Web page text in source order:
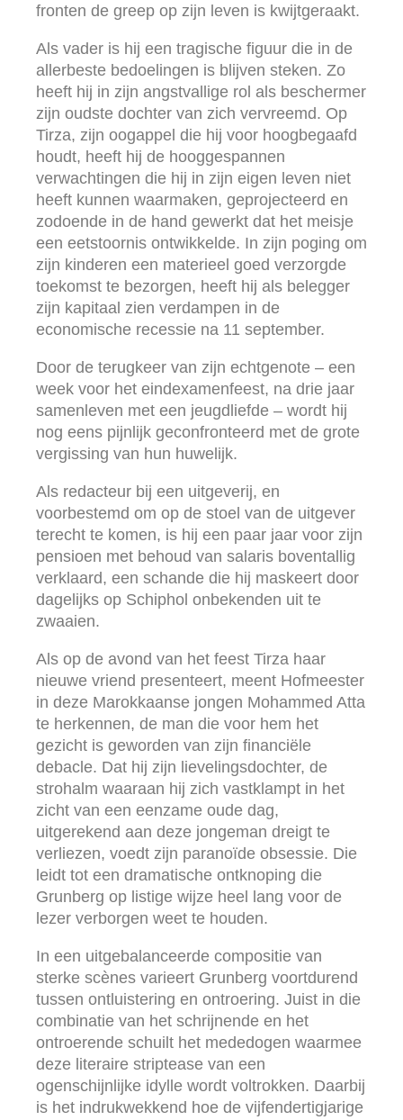
fronten de greep op zijn leven is kwijtgeraakt.
Als vader is hij een tragische figuur die in de
allerbeste bedoelingen is blijven steken. Zo
heeft hij in zijn angstvallige rol als beschermer
zijn oudste dochter van zich vervreemd. Op
Tirza, zijn oogappel die hij voor hoogbegaafd
houdt, heeft hij de hooggespannen
verwachtingen die hij in zijn eigen leven niet
heeft kunnen waarmaken, geprojecteerd en
zodoende in de hand gewerkt dat het meisje
een eetstoornis ontwikkelde. In zijn poging om
zijn kinderen een materieel goed verzorgde
toekomst te bezorgen, heeft hij als belegger
zijn kapitaal zien verdampen in de
economische recessie na 11 september.
Door de terugkeer van zijn echtgenote – een
week voor het eindexamenfeest, na drie jaar
samenleven met een jeugdliefde – wordt hij
nog eens pijnlijk geconfronteerd met de grote
vergissing van hun huwelijk.
Als redacteur bij een uitgeverij, en
voorbestemd om op de stoel van de uitgever
terecht te komen, is hij een paar jaar voor zijn
pensioen met behoud van salaris boventallig
verklaard, een schande die hij maskeert door
dagelijks op Schiphol onbekenden uit te
zwaaien.
Als op de avond van het feest Tirza haar
nieuwe vriend presenteert, meent Hofmeester
in deze Marokkaanse jongen Mohammed Atta
te herkennen, de man die voor hem het
gezicht is geworden van zijn financiële
debacle. Dat hij zijn lievelingsdochter, de
strohalm waaraan hij zich vastklampt in het
zicht van een eenzame oude dag,
uitgerekend aan deze jongeman dreigt te
verliezen, voedt zijn paranoïde obsessie. Die
leidt tot een dramatische ontknoping die
Grunberg op listige wijze heel lang voor de
lezer verborgen weet te houden.
In een uitgebalanceerde compositie van
sterke scènes varieert Grunberg voortdurend
tussen ontluistering en ontroering. Juist in die
combinatie van het schrijnende en het
ontroerende schuilt het mededogen waarmee
deze literaire striptease van een
ogenschijnlijke idylle wordt voltrokken. Daarbij
is het indrukwekkend hoe de vijfendertigjarige